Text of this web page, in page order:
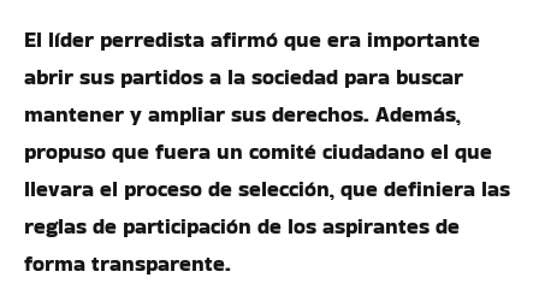
El líder perredista afirmó que era importante
abrir sus partidos a la sociedad para buscar
mantener y ampliar sus derechos. Además,
propuso que fuera un comité ciudadano el que
llevara el proceso de selección, que definiera las
reglas de participación de los aspirantes de
forma transparente.